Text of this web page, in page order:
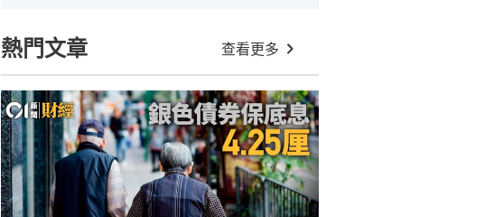
熱門文章 查看更多